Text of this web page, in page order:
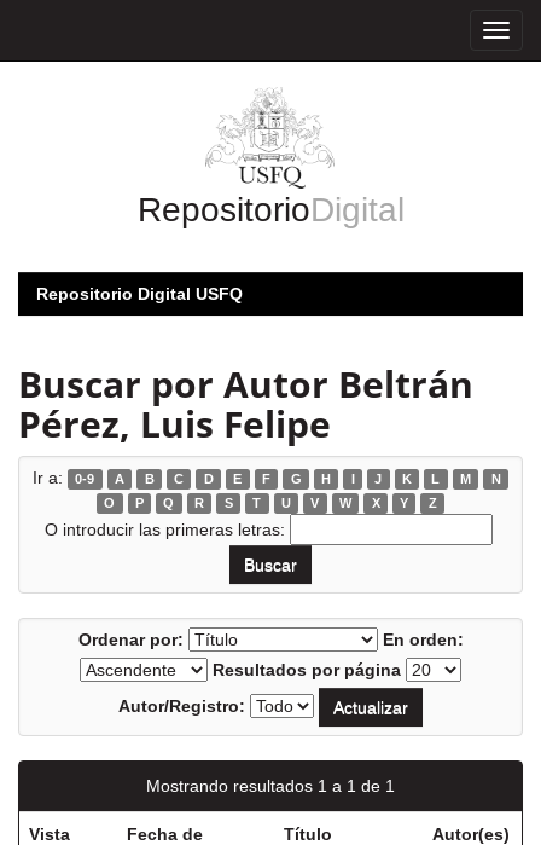
RepositorioDigital
Repositorio Digital USFQ
Buscar por Autor Beltrán
Pérez, Luis Felipe
Ir a: 0-9 A B C D E F G H I J K L M
N
O
P Q R S T U V W X Y Z
O introducir las primeras letras:
Ordenar por:
En orden:
Resultados por página
Autor/Registro:
Mostrando resultados 1 a 1 de 1
Vista
Fecha de
Título Autor(es)